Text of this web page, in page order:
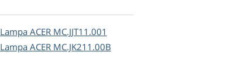
Lampa ACER MC.JJT11.001
Lampa ACER MC.JK211.00B